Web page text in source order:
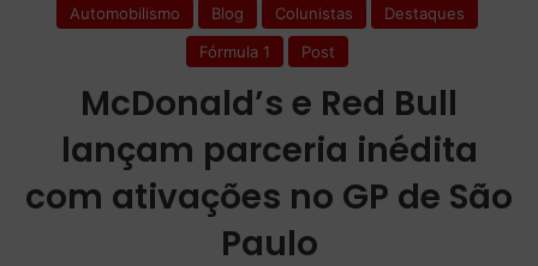
Automobilismo Blog Colunistas
Destaques
Fórmula 1
Post
McDonald’s e Red Bull
lançam parceria inédita
com ativações no GP de São
Paulo